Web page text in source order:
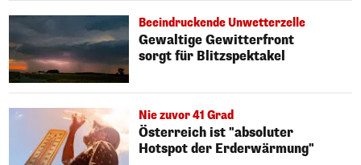
Beeindruckende Unwetterzelle
Gewaltige Gewitterfront
sorgt für Blitzspektakel
Nie zuvor 41 Grad
Österreich ist "absoluter
Hotspot der Erderwärmung"